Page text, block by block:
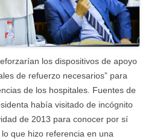
los dispositivos de apoyo
de refuerzo necesarios” para
de los hospitales. Fuentes de
había visitado de incógnito
de 2013 para conocer por sí
que hizo referencia en una